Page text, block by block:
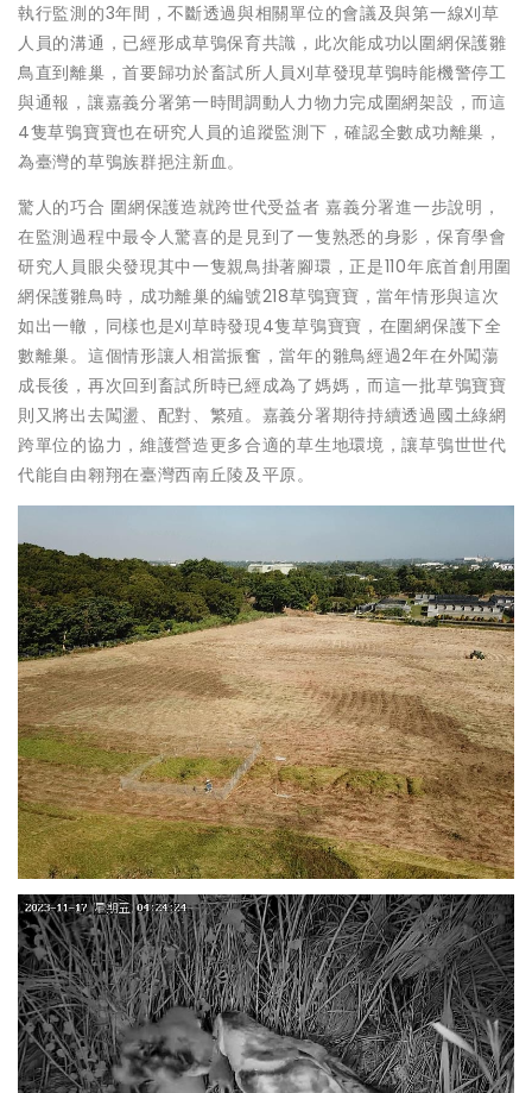
執行監測的3年間，不斷透過與相關單位的會議及與第一線刈草
人員的溝通，已經形成草鴞保育共識，此次能成功以圍網保護雛
鳥直到離巢，首要歸功於畜試所人員刈草發現草鴞時能機警停工
與通報，讓嘉義分署第一時間調動人力物力完成圍網架設，而這
4隻草鴞寶寶也在研究人員的追蹤監測下，確認全數成功離巢，
為臺灣的草鴞族群挹注新血。
驚人的巧合 圍網保護造就跨世代受益者 嘉義分署進一步說明，
在監測過程中最令人驚喜的是見到了一隻熟悉的身影，保育學會
研究人員眼尖發現其中一隻親鳥掛著腳環，正是110年底首創用圍
網保護雛鳥時，成功離巢的編號218草鴞寶寶，當年情形與這次
如出一轍，同樣也是刈草時發現4隻草鴞寶寶，在圍網保護下全
數離巢。這個情形讓人相當振奮，當年的雛鳥經過2年在外闖蕩
成長後，再次回到畜試所時已經成為了媽媽，而這一批草鴞寶寶
則又將出去闖盪、配對、繁殖。嘉義分署期待持續透過國土綠網
跨單位的協力，維護營造更多合適的草生地環境，讓草鴞世世代
代能自由翱翔在臺灣西南丘陵及平原。